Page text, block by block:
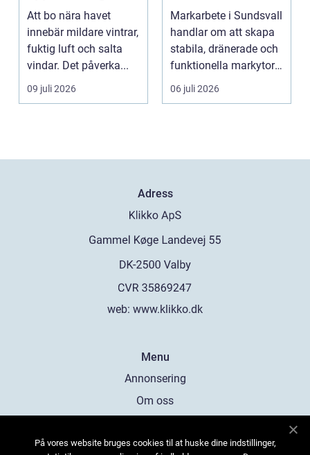
kustklimat
Att bo nära havet
innebär mildare vintrar,
fuktig luft och salta
vindar. Det påverka...
09 juli 2026
hållbara hus,
vägar och tomter
Markarbete i Sundsvall
handlar om att skapa
stabila, dränerade och
funktionella markytor
som kl...
06 juli 2026
Adress
web: www.klikko.dk
Menu
Annonsering
Om oss
Kontakta oss
På vores website bruges cookies til at huske dine indstillinger,